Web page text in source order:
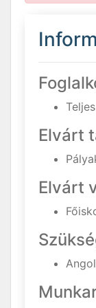
Elvárt
Elvárt
Angol